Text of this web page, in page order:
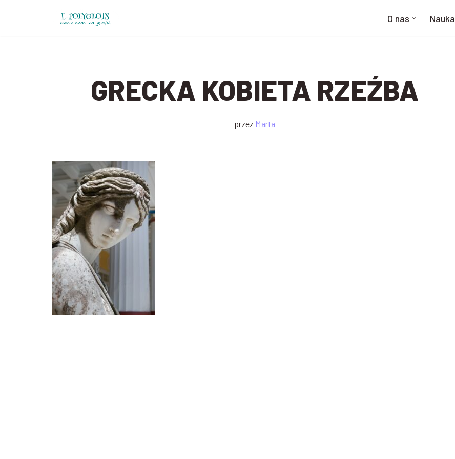
O nas Nauka
GRECKA KOBIETA RZEŹBA
przez Marta